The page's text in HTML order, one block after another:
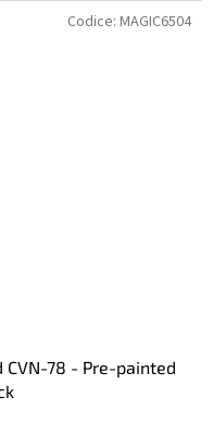
CVN-78 - Pre-painted
Codice: MAGIC6504